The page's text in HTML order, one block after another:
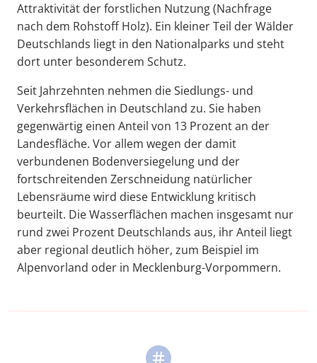
Attraktivität der forstlichen Nutzung (Nachfrage
nach dem Rohstoff Holz). Ein kleiner Teil der Wälder
Deutschlands liegt in den Nationalparks und steht
dort unter besonderem Schutz.
Seit Jahrzehnten nehmen die Siedlungs- und
Verkehrsflächen in Deutschland zu. Sie haben
gegenwärtig einen Anteil von 13 Prozent an der
Landesfläche. Vor allem wegen der damit
verbundenen Bodenversiegelung und der
fortschreitenden Zerschneidung natürlicher
Lebensräume wird diese Entwicklung kritisch
beurteilt. Die Wasserflächen machen insgesamt nur
rund zwei Prozent Deutschlands aus, ihr Anteil liegt
aber regional deutlich höher, zum Beispiel im
Alpenvorland oder in Mecklenburg-Vorpommern.